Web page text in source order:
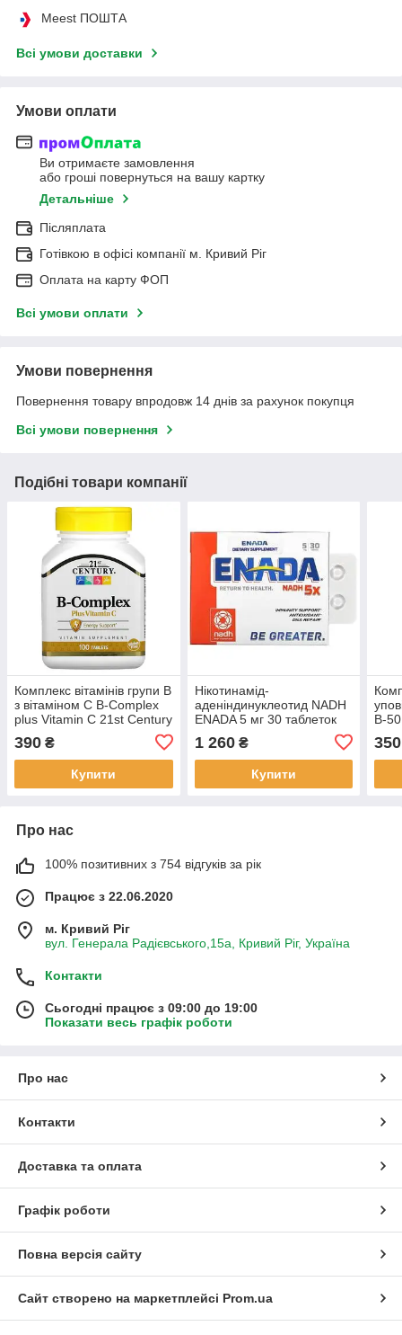
Meest ПОШТА
Всі умови доставки
Умови оплати
Ви отримаєте замовлення
або гроші повернуться на вашу картку
Детальніше
Післяплата
Готівкою в офісі компанії м. Кривий Ріг
Оплата на карту ФОП
Всі умови оплати
Умови повернення
Повернення товару впродовж 14 днів за рахунок покупця
Всі умови повернення
Подібні товари компанії
Комплекс вітамінів групи B
з вітаміном C B-Complex
plus Vitamin C 21st Century
390 ₴
Купити
Нікотинамід-
аденіндинуклеотид NADH
ENADA 5 мг 30 таблеток
1 260₴
Купити
B-
350
Про нас
100% позитивних з 754 відгуків за рік
Працює з 22.06.2020
м. Кривий Ріг
вул. Генерала Радієвського,15а, Кривий Ріг, Україна
Контакти
Сьогодні працює з 09:00 до 19:00
Показати весь графік роботи
Про нас
Контакти
Доставка та оплата
Графік роботи
Повна версія сайту
Сайт створено на маркетплейсі Prom.ua